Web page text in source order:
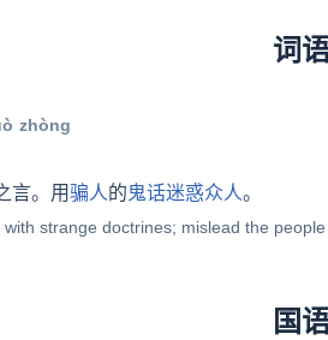
词
zhòng
言。用骗人的鬼话迷惑众人。
with strange doctrines; mislead the
国